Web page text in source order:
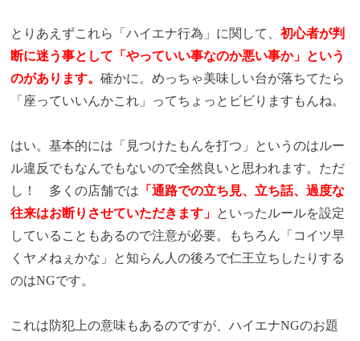
とりあえずこれら「ハイエナ行為」に関して、初心者が判
断に迷う事として「やっていい事なのか悪い事か」という
のがあります。確かに。めっちゃ美味しい台が落ちてたら
「座っていいんかこれ」ってちょっとビビりますもんね。
はい。基本的には「見つけたもんを打つ」というのはルー
ル違反でもなんでもないので全然良いと思われます。ただ
し！ 多くの店舗では 「通路での立ち見、立ち話、過度な
往来はお断りさせていただきます」 といったルールを設定
していることもあるので注意が必要。もちろん「コイツ早
くヤメねぇかな」と知らん人の後ろで仁王立ちしたりする
のはNGです。
これは防犯上の意味もあるのですが、ハイエナNGのお題